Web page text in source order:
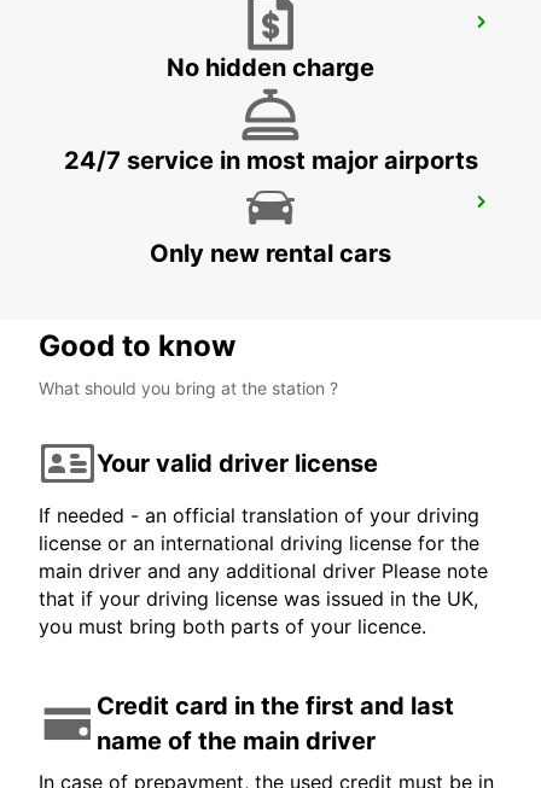
CAEN - FRANCENo hidden charge
24/7 service in most major airports
Only new rental cars
Good to know
What should you bring at the station ?
Your valid driver license
If needed - an official translation of your driving
license or an international driving license for the
main driver and any additional driver Please note
that if your driving license was issued in the UK,
you must bring both parts of your licence.
Credit card in the first and last
name of the main driver
In case of prepayment, the used credit must be in